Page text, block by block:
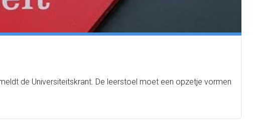
de Universiteitskrant. De leerstoel moet een opzetje vormen